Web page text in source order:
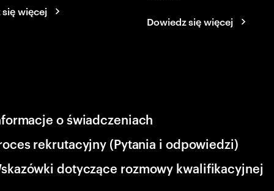
więcej
Dowiedz się więcej
o świadczeniach
rekrutacyjny (Pytania i odpowiedzi)
dotyczące rozmowy kwalifikacyjnej